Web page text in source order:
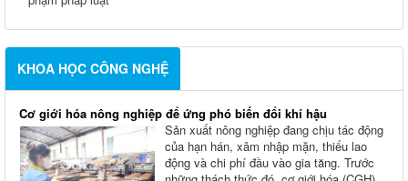
KHOA HỌC CÔNG NGHỆ
Cơ giới hóa nông nghiệp để ứng phó biến đổi khí hậu
Sản xuất nông nghiệp đang chịu tác động
của hạn hán, xâm nhập mặn, thiếu lao
động và chi phí đầu vào gia tăng. Trước